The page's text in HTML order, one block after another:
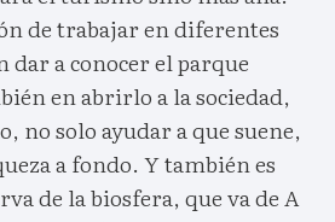
de trabajar en diferentes
dar a conocer el parque
en abrirlo a la sociedad,
no solo ayudar a que suene,
a fondo. Y también es
de la biosfera, que va de A